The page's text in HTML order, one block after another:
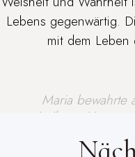
Lebens gegenwärtig.
mit dem Leben
Maria bewahrte
in ihrem Herzen